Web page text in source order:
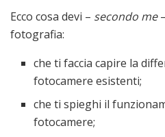
Ecco cosa devi – secondo me
fotografia:
che ti faccia capire la
fotocamere esistenti;
che ti spieghi il
fotocamere;